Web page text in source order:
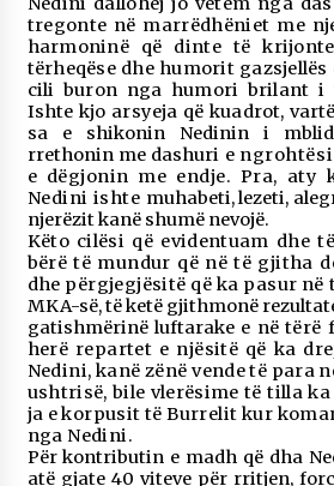
tregonte në marrëdhëniet me
harmoninë që dinte të
tërheqëse dhe humorit gazsjellës
cili buron nga humori brilant i
Ishte kjo arsyeja që kuadrot,
sa e shikonin Nedinin i
rrethonin me dashuri e
e dëgjonin me endje. Pra, aty
Nedini ishte muhabeti, lezeti,
njerëzit kanë shumë nevojë.
Këto cilësi që evidentuam dhe
bërë të mundur që në të gjitha
dhe përgjegjësitë që ka pasur
MKA-së, të ketë gjithmonë
gatishmërinë luftarake e në tërë
herë repartet e njësitë që ka
Nedini, kanë zënëvende të para
ushtrisë, bile vlerësime të tilla
ja ekorpusit të Burrelit kur
nga Nedini.
Për kontributin e madh që dha
atë gjate 40 viteve për rritjen,